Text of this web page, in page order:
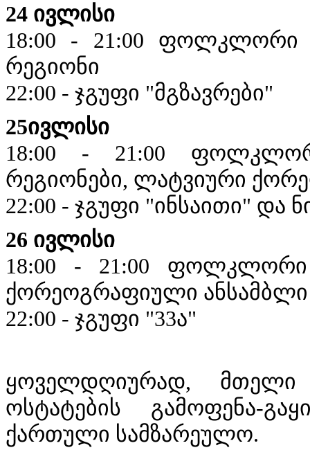
24 ივლისი
18:00 - 21:00
რეგიონი
22:00 - ჯგუფი "მგზავრები"
25ივლისი
18:00 - 21:00
რეგიონები, ლატვიური
22:00 - ჯგუფი "ინსაითი" და
26 ივლისი
18:00 - 21:00
ქორეოგრაფიული ანსამბლი
22:00 - ჯგუფი "33ა"
ყოველდღიურად, მთელი
ოსტატების გამოფენა-
ქართული სამზარეულო.